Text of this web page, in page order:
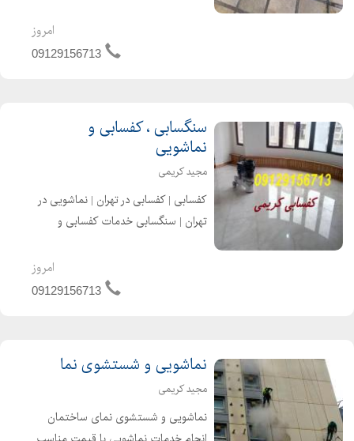
امروز
09129156713
سنگسابی ، کفسابی و
نماشویی
مجید کریمی
کفسابی | کفسابی در تهران | نماشویی در
تهران | سنگسابی خدمات کفسابی و
: سنگ مرمر ، سنگ گرانیت ، سنگ گوهره
، سنگ دهبید ، کفسابی سرامیک ، بتن و
امروز
09129156713
نماشویی و شستشوی نما
مجید کریمی
نماشویی و شستشوی نمای ساختمان